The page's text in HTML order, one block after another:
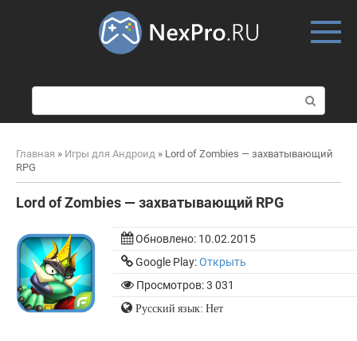
о
и
к
Главная » Игры для Андроид » Lord of Zombies — захватывающий
RPG
Lord of Zombies — захватывающий RPG
Обновлено: 10.02.2015
Google Play:Открыть
Просмотров: 3 031
Русский язык: Нет